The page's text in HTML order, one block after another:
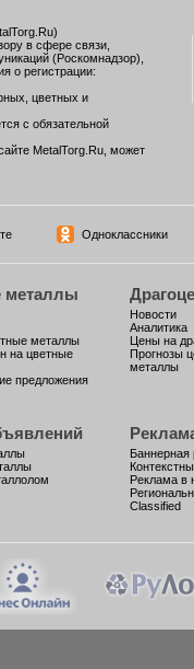
в сфере связи,
(Роскомнадзор),
о регистрации:
цветных и
с обязательной
MetalTorg.Ru, может
Одноклассники
металлы
металлы
на цветные
предложения
Новости
Аналитика
Цены на
Прогнозы
металлы
Баннерная
Реклама в
Classified